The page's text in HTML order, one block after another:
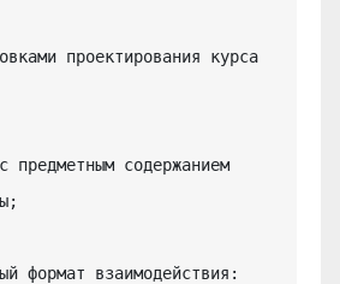
проектирования курса
предметным содержанием
формат взаимодействия: